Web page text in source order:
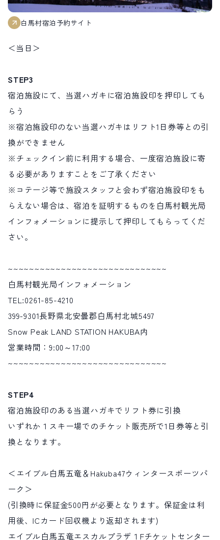
白馬村宿泊予約サイト
＜当日＞
STEP3
宿泊施設にて、当選ハガキに宿泊施設印を押印しても
らう
※宿泊施設印のない当選ハガキはリフト1日券等との引
換ができません
※チェックイン前に利用する場合、一度宿泊施設に寄
る必要がありますことをご了承ください
※コテージ等で施設スタッフと会わず宿泊施設印をも
らえない場合は、宿泊を証明するものを白馬村観光局
インフォメーションに提示して押印してもらってくだ
さい。
~~~~~~~~~~~~~~~~~~~~~~~~~~~~~~
白馬村観光局インフォメーション
TEL:0261-85-4210
399-9301長野県北安曇郡白馬村北城5497
Snow Peak LAND STATION HAKUBA内
営業時間：9:00～17:00
~~~~~~~~~~~~~~~~~~~~~~~~~~~~~~
STEP4
宿泊施設印のある当選ハガキでリフト券に引換
いずれか１スキー場でのチケット販売所で1日券等と引
換となります。
＜エイブル白馬五竜＆Hakuba47ウィンタースポーツパ
ーク＞
(引換時に保証金500円が必要となります。保証金は利
用後、ICカード回収機より返却されます)
エイブル白馬五竜エスカルプラザ１Fチケットセンター